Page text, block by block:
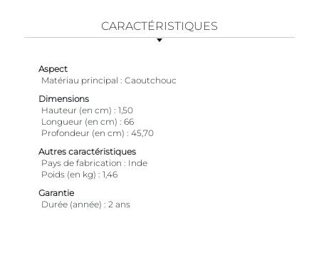
CARACTÉRISTIQUES
Aspect
Matériau principal
Caoutchouc
Dimensions
Hauteur (en cm)
1,50
Longueur (en cm)
66
Profondeur (en cm)
45,70
Autres caractéristiques
Pays de fabrication
Inde
Poids (en kg)
1,46
Garantie
Durée (année)
2 ans